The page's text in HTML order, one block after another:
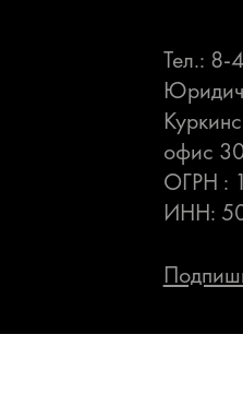
Тел.: 8-
офис
ОГРН :
ИНН: